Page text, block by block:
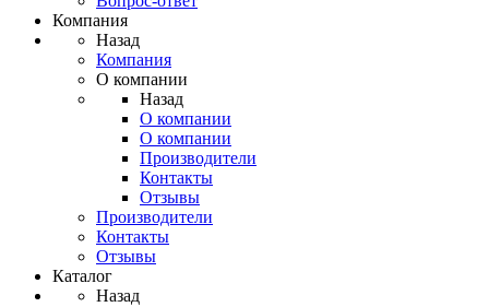
Компания
Назад
Компания
О компании
Назад
О компании
О компании
Производители
Контакты
Отзывы
Производители
Контакты
Отзывы
Каталог
Назад